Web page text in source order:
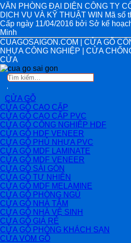
VĂN PHÒNG ĐẠI DIỆN CÔNG TY
DỊCH VỤ VÀ KỸ THUẬT WIN Mã số
Cấp ngày 11/04/2016 bởi Sở kế
Minh
CUAGOSAIGON.COM | CỬA GỖ
NHỰA CÔNG NGHIỆP | CỬA
CỬA
Tìm
CỬA GỖ
CỬA GỖ CAO CẤP
CỬA GỖ CAO CẤP PVC
CỬA GỖ CÔNG NGHIỆP HDF
CỬA GỖ HDF VENEER
CỬA GỖ PHỦ NHỰA PVC
CỬA GỖ MDF LAMINATE
CỬA GỖ MDF VENEER
CỬA GỖ SÀI GÒN
CỬA GỖ TỰ NHIÊN
CỬA GỖ MDF MELAMINE
CỬA GỖ PHÒNG NGỦ
CỬA GỖ NHÀ TẮM
CỬA GỖ NHÀ VỆ SINH
CỬA GỖ GIÁ RẺ
CỬA GỖ PHÒNG KHÁCH SẠN
CỬA VÒM GỖ